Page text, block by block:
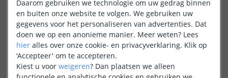
Daarom gebruiken we technologie om uw gedrag binnen
en buiten onze website te volgen. We gebruiken uw
gegevens voor het personaliseren van advertenties. Dat
doen we op een anonieme manier. Meer weten? Lees
hier alles over onze cookie- en privacyverklaring. Klik op
'Accepteer' om te accepteren.
Kiest u voor weigeren? Dan plaatsen we alleen